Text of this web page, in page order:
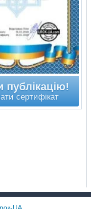
публікацію!
сертифікат
UA